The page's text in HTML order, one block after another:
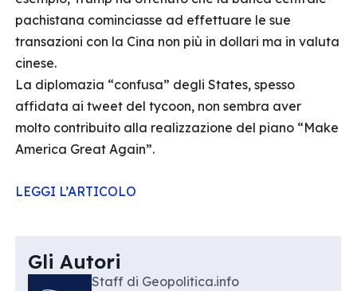
pachistana cominciasse ad effettuare le sue
transazioni con la Cina non più in dollari ma in valuta
cinese.
La diplomazia “confusa” degli States, spesso
affidata ai tweet del tycoon, non sembra aver
molto contribuito alla realizzazione del piano “Make
America Great Again”.
LEGGI L’ARTICOLO
Gli Autori
Staff di Geopolitica.info